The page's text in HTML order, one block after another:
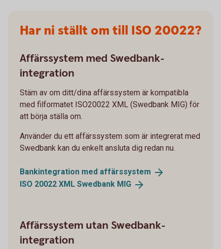
Har ni ställt om till ISO 20022?
Affärssystem med Swedbank-
integration
Stäm av om ditt/dina affärssystem är kompatibla
med filformatet ISO20022 XML (Swedbank MIG) för
att börja ställa om.
Använder du ett affärssystem som är integrerat med
Swedbank kan du enkelt ansluta dig redan nu.
Bankintegration med affärssystem
ISO 20022 XML Swedbank MIG
Affärssystem utan Swedbank-
integration